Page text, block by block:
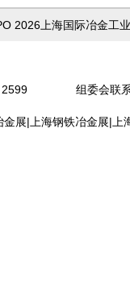
2026上海国际
2599 组委会联系
金展|上海钢铁冶金展|